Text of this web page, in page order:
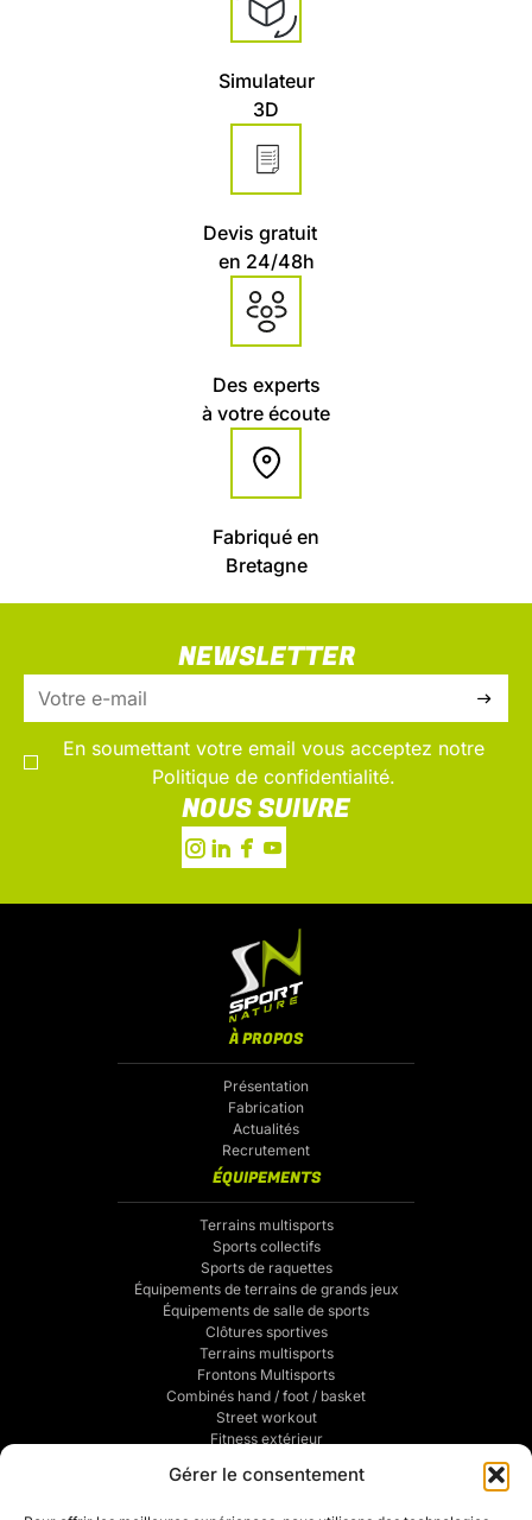
Gérer le consentement
Simulateur
3D
Devis gratuit
en 24/48h
Des experts
à votre écoute
Fabriqué en
Bretagne
NEWSLETTER
En soumettant votre email vous acceptez notre
Politique de confidentialité.
NOUS SUIVRE
À PROPOS
Présentation
Fabrication
Actualités
Recrutement
ÉQUIPEMENTS
Terrains multisports
Sports collectifs
Sports de raquettes
Équipements de terrains de grands jeux
Équipements de salle de sports
Clôtures sportives
Terrains multisports
Frontons Multisports
Combinés hand / foot / basket
Street workout
Fitness extérieur
Traçage de terrains de sports